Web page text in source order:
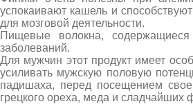
успокаивают кашель и
для мозговой деятельности.
Пищевые волокна,
заболеваний.
Для мужчин этот продукт имеет
усиливать мужскую половую
падишаха, перед посещением
грецкого ореха, меда и сладчайших